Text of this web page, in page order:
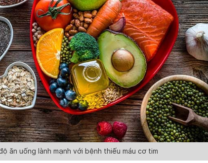
ăn uống lành mạnh với bệnh thiếu máu cơ tim